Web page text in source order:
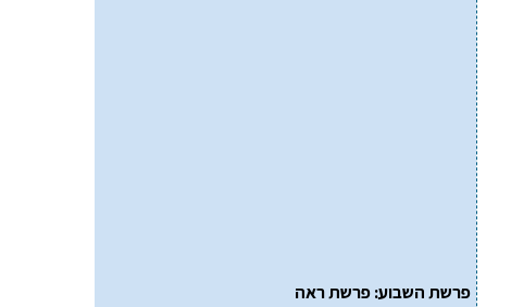
פרשת השבוע: פרשת ראה